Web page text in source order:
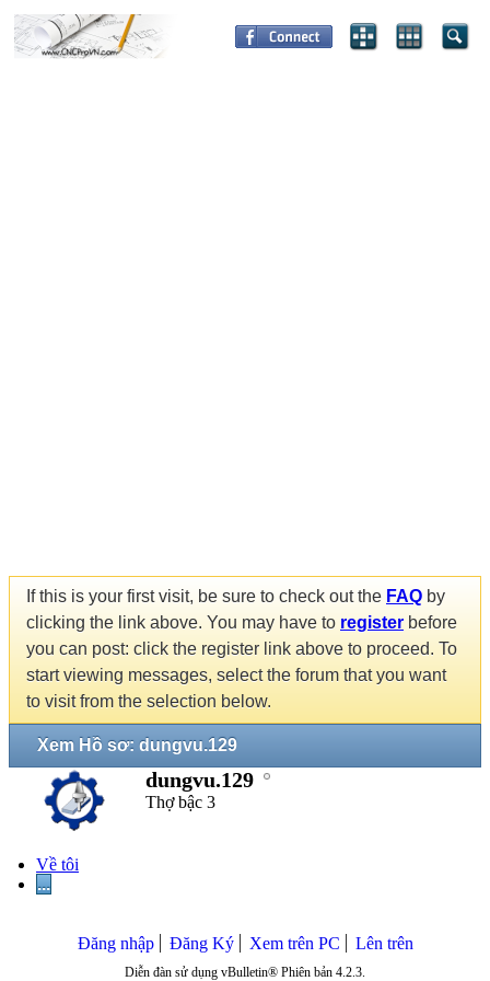
If this is your first visit, be sure to check out the FAQ by
clicking the link above. You may have to register before
you can post: click the register link above to proceed. To
start viewing messages, select the forum that you want
to visit from the selection below.
Xem Hồ sơ: dungvu.129
dungvu.129
Thợ bậc 3
Về tôi
...
Đăng nhập Đăng Ký Xem trên PC Lên trên
Diễn đàn sử dụng vBulletin® Phiên bản 4.2.3.